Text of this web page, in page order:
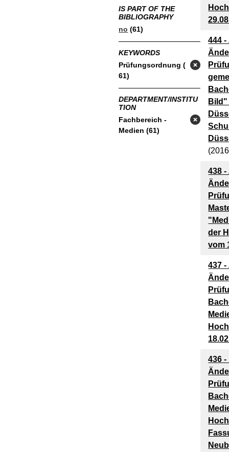
IS PART OF THE
BIBLIOGRAPHY
no (61)
KEYWORDS
Prüfungsordnung (
61)
(remove)
DEPARTMENT/INSTITU
TION
Fachbereich -
Medien (61)
(remove)
444
438
der
vom
437
436